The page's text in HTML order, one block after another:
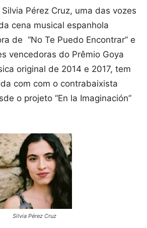
Pérez Cruz, uma das vozes
cena musical espanhola
de “No Te Puedo Encontrar” e
vencedoras do Prêmio Goya
original de 2014 e 2017, tem
com com o contrabaixista
o projeto “En la Imaginación”
Silvia Pérez Cruz